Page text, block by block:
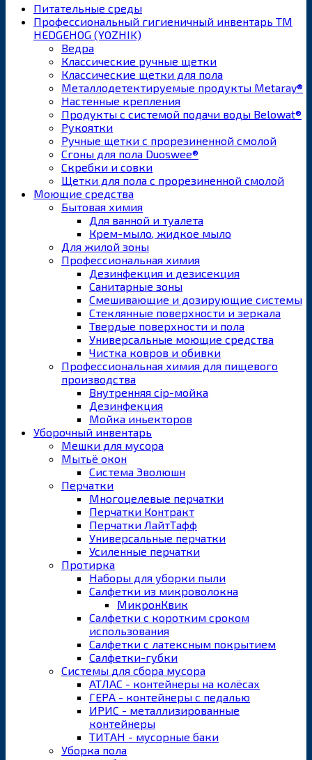
Питательные среды
Профессиональный гигиеничный инвентарь ТМ
HEDGEHOG (YOZHIK)
Ведра
Классические ручные щетки
Классические щетки для пола
Металлодетектируемые продукты Metaray®
Настенные крепления
Продукты с системой подачи воды Belowat®
Рукоятки
Ручные щетки с прорезиненной смолой
Сгоны для пола Duoswee®
Скребки и совки
Щетки для пола с прорезиненной смолой
Моющие средства
Бытовая химия
Для ванной и туалета
Крем-мыло, жидкое мыло
Для жилой зоны
Профессиональная химия
Дезинфекция и дезисекция
Санитарные зоны
Смешивающие и дозирующие системы
Стеклянные поверхности и зеркала
Твердые поверхности и пола
Универсальные моющие средства
Чистка ковров и обивки
Профессиональная химия для пищевого
производства
Внутренняя cip-мойка
Дезинфекция
Мойка иньекторов
Уборочный инвентарь
Мешки для мусора
Мытьё окон
Система Эволюшн
Перчатки
Многоцелевые перчатки
Перчатки Контракт
Перчатки ЛайтТафф
Универсальные перчатки
Усиленные перчатки
Протирка
Наборы для уборки пыли
Салфетки из микроволокна
МикронКвик
Салфетки с коротким сроком
использования
Салфетки с латексным покрытием
Салфетки-губки
Системы для сбора мусора
АТЛАС - контейнеры на колёсах
ГЕРА - контейнеры с педалью
ИРИС - металлизированные
контейнеры
ТИТАН - мусорные баки
Уборка пола